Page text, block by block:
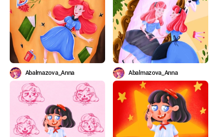
Abalmazova_Anna Abalmazova_Anna